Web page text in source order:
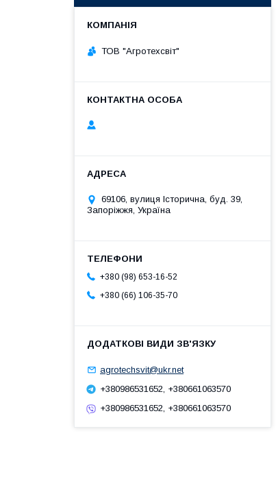
ТОВ "Агротехсвіт"
69106, вулиця Історична, буд. 39,
Запоріжжя, Україна
+380 (98) 653-16-52
+380 (66) 106-35-70
agrotechsvit@ukr.net
+380986531652, +380661063570
+380986531652, +380661063570